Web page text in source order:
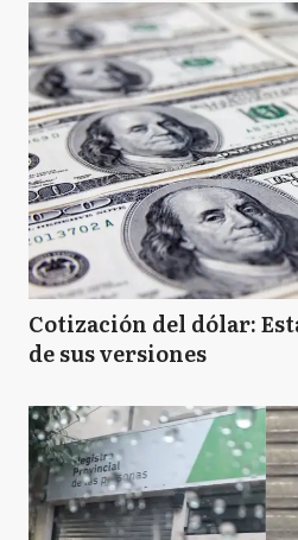
Cotización del dólar:
de sus versiones